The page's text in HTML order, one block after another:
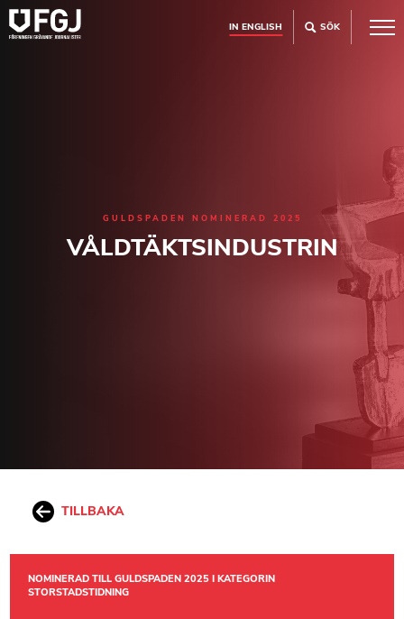
IN ENGLISH SÖK
GULDSPADEN NOMINERAD 2025
VÅLDTÄKTSINDUSTRIN
TILLBAKA
NOMINERAD TILL GULDSPADEN 2025 I KATEGORIN
STORSTADSTIDNING